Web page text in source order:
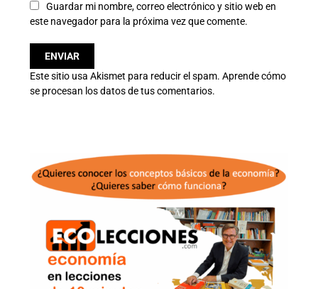
Guardar mi nombre, correo electrónico y sitio web en
este navegador para la próxima vez que comente.
Este sitio usa Akismet para reducir el spam. Aprende cómo
se procesan los datos de tus comentarios.